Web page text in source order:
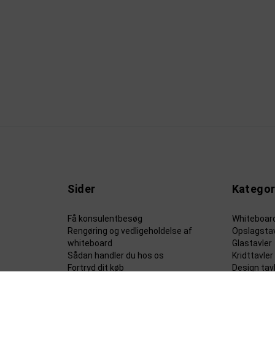
Sider
Få konsulentbesøg
Rengøring og vedligeholdelse af
whiteboard
Sådan handler du hos os
Fortryd dit køb
Glastavler
Kridttavler
Design